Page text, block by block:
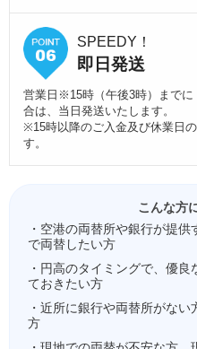
SPEEDY！
即日発送
営業日※15時（午後3時）まで
合は、当日発送いたします。
※15時以降のご入金及び休業日
す。
こんな方
・空港の両替所や銀行が提
で両替したい方
・円高のタイミングで、優
ておきたい方
・近所に銀行や両替所がな
方